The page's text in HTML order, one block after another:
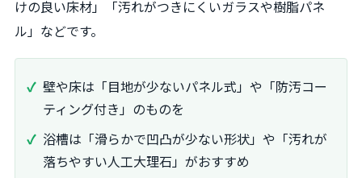
けの良い床材」「汚れがつきにくいガラスや樹脂パネ
ル」などです。
壁や床は「目地が少ないパネル式」や「防汚コー
ティング付き」のものを
浴槽は「滑らかで凹凸が少ない形状」や「汚れが
落ちやすい人工大理石」がおすすめ